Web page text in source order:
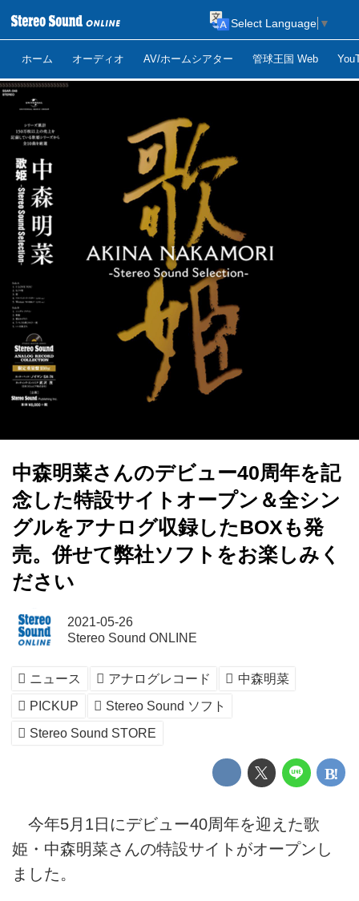
ホーム オーディオ AV/ホームシアター 管球王国 Web
Select Language ▼
中森明菜さんのデビュー40周年を記
念した特設サイトオープン＆全シン
グルをアナログ収録したBOXも発
売。併せて弊社ソフトをお楽しみく
ださい
2021-05-26
Stereo Sound ONLINE
ニュース アナログレコード
中森明菜
PICKUP
Stereo Sound ソフト
Stereo Sound STORE
今年5月1日にデビュー40周年を迎えた歌
姫・中森明菜さんの特設サイトがオープンし
ました。